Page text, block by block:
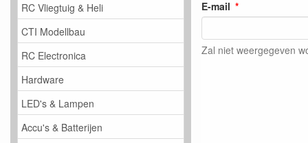
RC Vliegtuig & Heli
CTI Modellbau
RC Electronica
Hardware
LED's & Lampen
Accu's & Batterijen
E-mail
Zal niet weergegeven